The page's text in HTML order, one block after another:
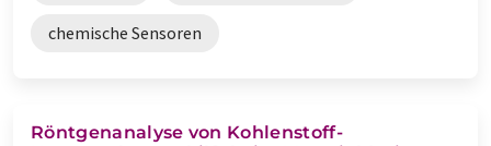
chemische Sensoren
Röntgenanalyse von Kohlenstoff-